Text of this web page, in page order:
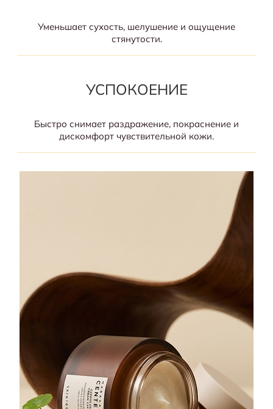
Уменьшает сухость, шелушение и ощущение
стянутости.
УСПОКОЕНИЕ
Быстро снимает раздражение, покраснение и
дискомфорт чувствительной кожи.